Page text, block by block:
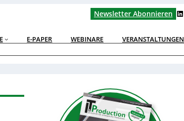
Newsletter Abonnieren LinkedIn
E-PAPER WEBINARE VERANSTALTUNGEN